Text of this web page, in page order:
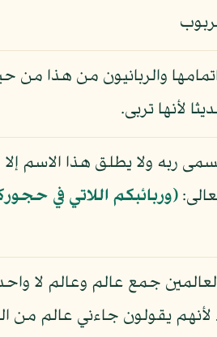
والربانيون من هذا
لأنها تربى.
ربه ولا يطلق هذا الاسم
(وربائبكم اللاتي في
جمع عالم وعالم لا
يقولون جاءني عالم من